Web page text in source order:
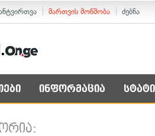
მართვის მოწმობა ძებნა
ინფორმაცია